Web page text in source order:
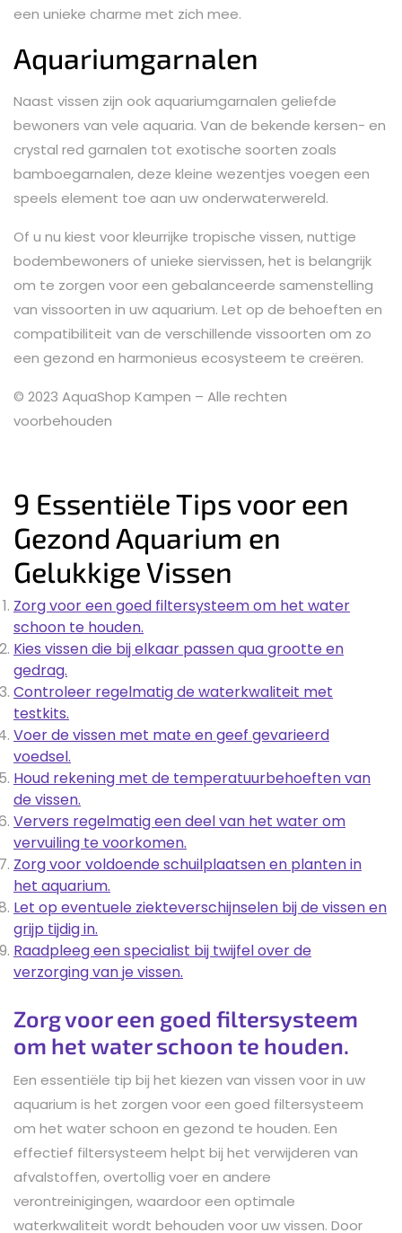
een unieke charme met zich mee.
Aquariumgarnalen
Naast vissen zijn ook aquariumgarnalen geliefde
bewoners van vele aquaria. Van de bekende kersen- en
crystal red garnalen tot exotische soorten zoals
bamboegarnalen, deze kleine wezentjes voegen een
speels element toe aan uw onderwaterwereld.
Of u nu kiest voor kleurrijke tropische vissen, nuttige
bodembewoners of unieke siervissen, het is belangrijk
om te zorgen voor een gebalanceerde samenstelling
van vissoorten in uw aquarium. Let op de behoeften en
compatibiliteit van de verschillende vissoorten om zo
een gezond en harmonieus ecosysteem te creëren.
© 2023 AquaShop Kampen – Alle rechten
voorbehouden
9 Essentiële Tips voor een
Gezond Aquarium en
Gelukkige Vissen
Zorg voor een goed filtersysteem om het water
schoon te houden.
Kies vissen die bij elkaar passen qua grootte en
gedrag.
Controleer regelmatig de waterkwaliteit met
testkits.
Voer de vissen met mate en geef gevarieerd
voedsel.
Houd rekening met de temperatuurbehoeften van
de vissen.
Ververs regelmatig een deel van het water om
vervuiling te voorkomen.
Zorg voor voldoende schuilplaatsen en planten in
het aquarium.
Let op eventuele ziekteverschijnselen bij de vissen en
grijp tijdig in.
Raadpleeg een specialist bij twijfel over de
verzorging van je vissen.
Zorg voor een goed filtersysteem
om het water schoon te houden.
Een essentiële tip bij het kiezen van vissen voor in uw
aquarium is het zorgen voor een goed filtersysteem
om het water schoon en gezond te houden. Een
effectief filtersysteem helpt bij het verwijderen van
afvalstoffen, overtollig voer en andere
verontreinigingen, waardoor een optimale
waterkwaliteit wordt behouden voor uw vissen. Door